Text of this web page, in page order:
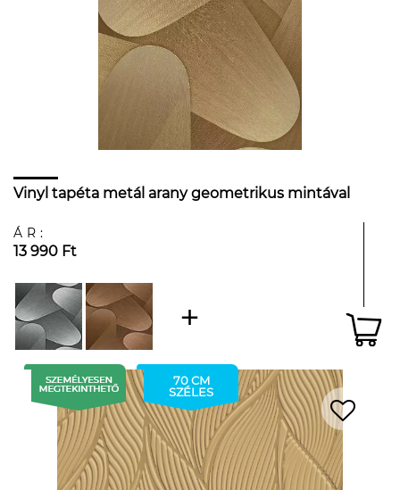
Vinyl tapéta metál arany geometrikus mintával
ÁR:
13 990 Ft
70 CM
SZÉLES